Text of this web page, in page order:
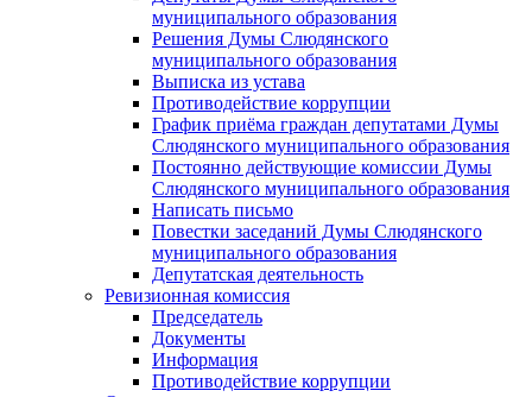
муниципального образования
Решения Думы Слюдянского
муниципального образования
Выписка из устава
Противодействие коррупции
График приёма граждан депутатами Думы
Слюдянского муниципального образования
Постоянно действующие комиссии Думы
Слюдянского муниципального образования
Написать письмо
Повестки заседаний Думы Слюдянского
муниципального образования
Депутатская деятельность
Ревизионная комиссия
Председатель
Документы
Информация
Противодействие коррупции